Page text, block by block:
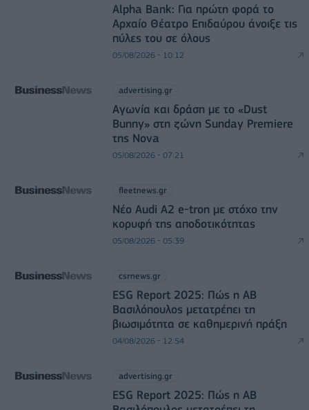
Alpha Bank: Για πρώτη φορά το
Αρχαίο Θέατρο Επιδαύρου άνοιξε τις
πύλες του σε όλους
05/08/2026 - 10:12
advertising.gr
Αγωνία και δράση με το «Dust
Bunny» στη ζώνη Sunday Premiere
της Nova
05/08/2026 - 07:21
fleetnews.gr
Νέο Audi A2 e-tron με στόχο την
κορυφή της αποδοτικότητας
05/08/2026 - 05:39
csrnews.gr
ESG Report 2025: Πώς η ΑΒ
Βασιλόπουλος μετατρέπει τη
βιωσιμότητα σε καθημερινή πράξη
04/08/2026 - 12:54
advertising.gr
ESG Report 2025: Πώς η ΑΒ